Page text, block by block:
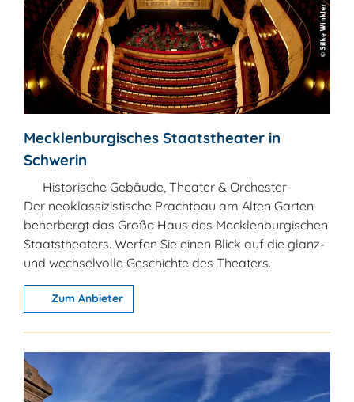
Mecklenburgisches Staatstheater in
Schwerin
Historische Gebäude, Theater & Orchester
Der neoklassizistische Prachtbau am Alten Garten
beherbergt das Große Haus des Mecklenburgischen
Staatstheaters. Werfen Sie einen Blick auf die glanz-
und wechselvolle Geschichte des Theaters.
Zum Anbieter